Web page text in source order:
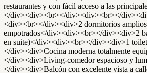
restaurantes y con fácil acceso a las
</div><div><br></div><div><br></
<div><br></div><div>2 dormitorios amplios
empotrados</div><div><br></div><div>2
en suite)</div><div><br></div><div>1
</div><div>Cocina moderna totalmente
</div><div>Living-comedor espacioso y
</div><div>Balcón con excelente vista a